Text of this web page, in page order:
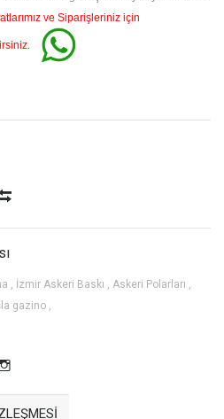
ve Siparişleriniz için
.
, İzmir Askeri Baskı , Askeri Polarları ,
gazino ,